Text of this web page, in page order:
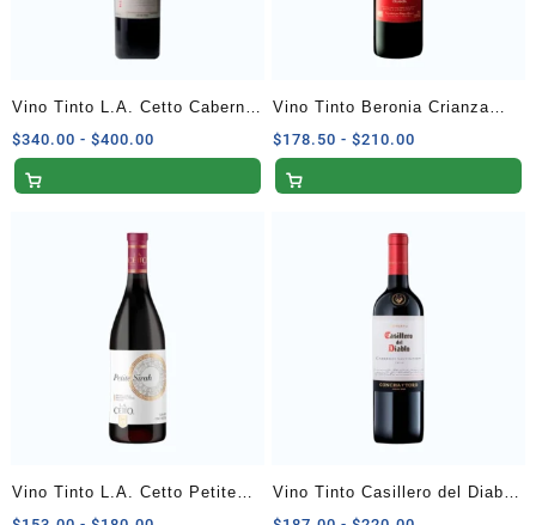
Vino Tinto L.A. Cetto Cabernet
Sauvignon Reserva Privada
750 ml
$340.00 - $400.00
de
Vino Tinto Beronia Crianza
750 ml
$178.50 - $210.00
de
Vino Tinto L.A. Cetto Petite
Vino Tinto Casillero del Diablo